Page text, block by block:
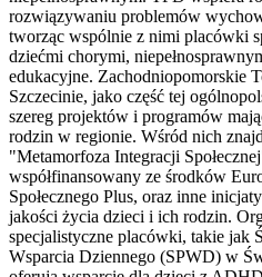
rozwiązywaniu problemów
tworząc wspólnie z nimi placówki
dziećmi chorymi,
edukacyjne. Zachodniopomorskie
Szczecinie, jako część tej
szereg projektów i programów
rodzin w regionie. Wśród nich
"Metamorfoza Integracji
współfinansowany ze środków
Społecznego Plus, oraz inne
jakości życia dzieci i ich rodzin.
specjalistyczne placówki, takie jak
Wsparcia Dziennego (SPWD) w